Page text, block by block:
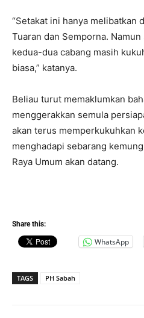
“Setakat ini hanya melibatkan
Tuaran dan Semporna.
kedua-dua cabang masih
biasa,” katanya.
Beliau turut memaklumkan
menggerakkan semula
akan terus memperkukuhkan
menghadapi sebarang
Raya Umum akan datang.
Share this:
WhatsApp
TAGS PH Sabah